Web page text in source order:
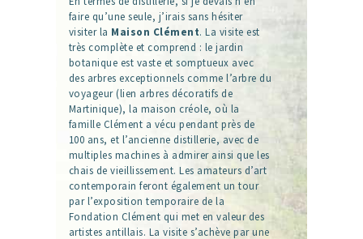
faire qu’une seule, j’irais sans hésiter
visiter la Maison Clément. La visite est
très complète et comprend : le jardin
botanique est vaste et somptueux avec
des arbres exceptionnels comme l’arbre du
voyageur (lien arbres décoratifs de
Martinique), la maison créole, où la
famille Clément a vécu pendant près de
100 ans, et l’ancienne distillerie, avec de
multiples machines à admirer ainsi que les
chais de vieillissement. Les amateurs d’art
contemporain feront également un tour
par l’exposition temporaire de la
Fondation Clément qui met en valeur des
artistes antillais. La visite s’achève par une